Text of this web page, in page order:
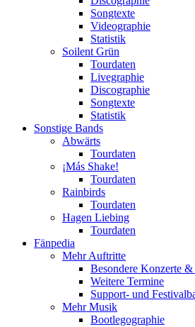
Songtexte
Videographie
Statistik
Soilent Grün
Tourdaten
Livegraphie
Discographie
Songtexte
Statistik
Sonstige Bands
Abwärts
Tourdaten
¡Más Shake!
Tourdaten
Rainbirds
Tourdaten
Hagen Liebing
Tourdaten
Fänpedia
Mehr Auftritte
Besondere Konzerte
Weitere Termine
Support- und
Mehr Musik
Bootlegographie